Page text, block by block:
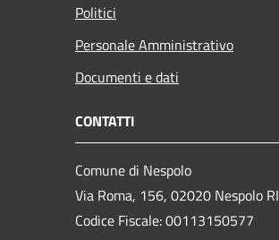
Politici
Personale Amministrativo
Documenti e dati
CONTATTI
Comune di Nespolo
Via Roma, 156, 02020 Nespolo RI
Codice Fiscale: 00113150577